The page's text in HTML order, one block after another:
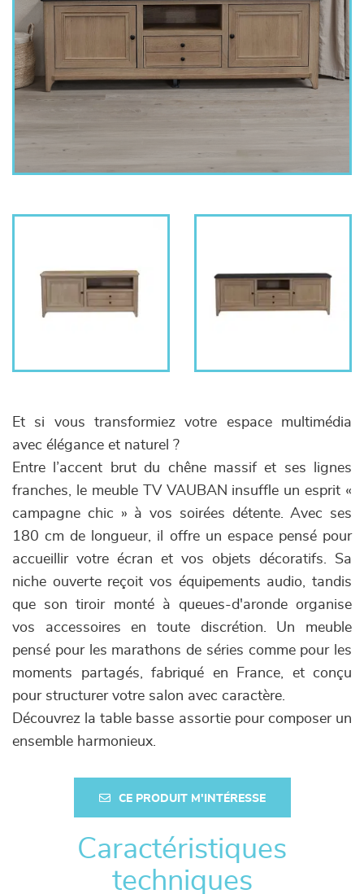
Et si vous transformiez votre espace multimédia
avec élégance et naturel ?
Entre l’accent brut du chêne massif et ses lignes
franches, le meuble TV VAUBAN insuffle un esprit «
campagne chic » à vos soirées détente. Avec ses
180 cm de longueur, il offre un espace pensé pour
accueillir votre écran et vos objets décoratifs. Sa
niche ouverte reçoit vos équipements audio, tandis
que son tiroir monté à queues-d'aronde organise
vos accessoires en toute discrétion. Un meuble
pensé pour les marathons de séries comme pour les
moments partagés, fabriqué en France, et conçu
pour structurer votre salon avec caractère.
Découvrez la table basse assortie pour composer un
ensemble harmonieux.
CE PRODUIT M'INTÉRESSE
Caractéristiques
techniques